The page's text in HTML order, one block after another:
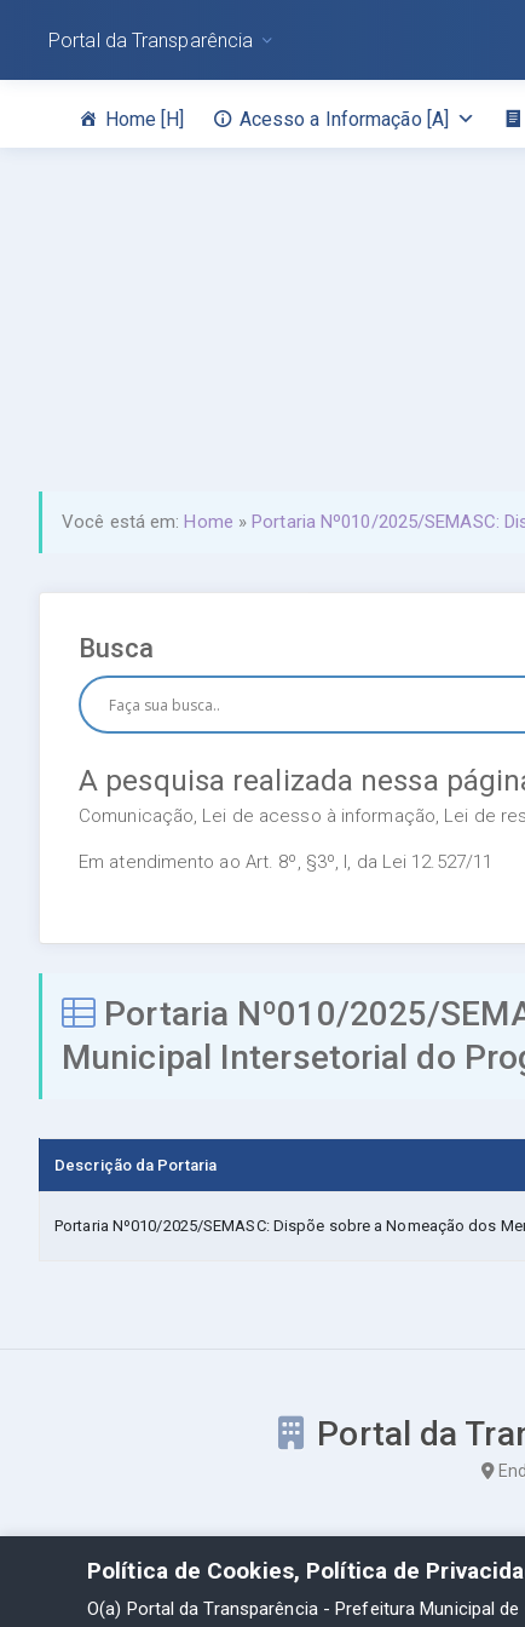
Home [H] Acesso a Informação [A]
Portal da Transparência
Você está em:Home »Portaria Nº010/2025/SEMASC:
Busca
A pesquisa realizada nessa
Comunicação, Lei de acesso à informação, Lei de
Em atendimento ao Art. 8º, §3º, I, da Lei 12.527/11
Portaria Nº010/2025/
Municipal Intersetorial do
Descrição da Portaria
Portaria Nº010/2025/SEMASC: Dispõe sobre a Nomeação dos
Portal da
Política de Cookies, Política de
O(a) Portal da Transparência - Prefeitura Municipal